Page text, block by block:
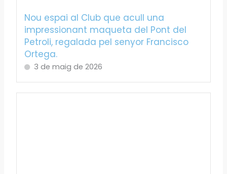
Nou espai al Club que acull una
impressionant maqueta del Pont del
Petroli, regalada pel senyor Francisco
Ortega.
3 de maig de 2026